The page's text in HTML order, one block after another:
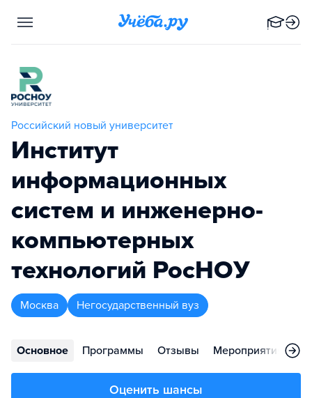
Российский новый университет
Институт
информационных
систем и инженерно-
компьютерных
технологий РосНОУ
Москва Негосударственный вуз
Основное Программы Отзывы Мероприятия
Оценить шансы